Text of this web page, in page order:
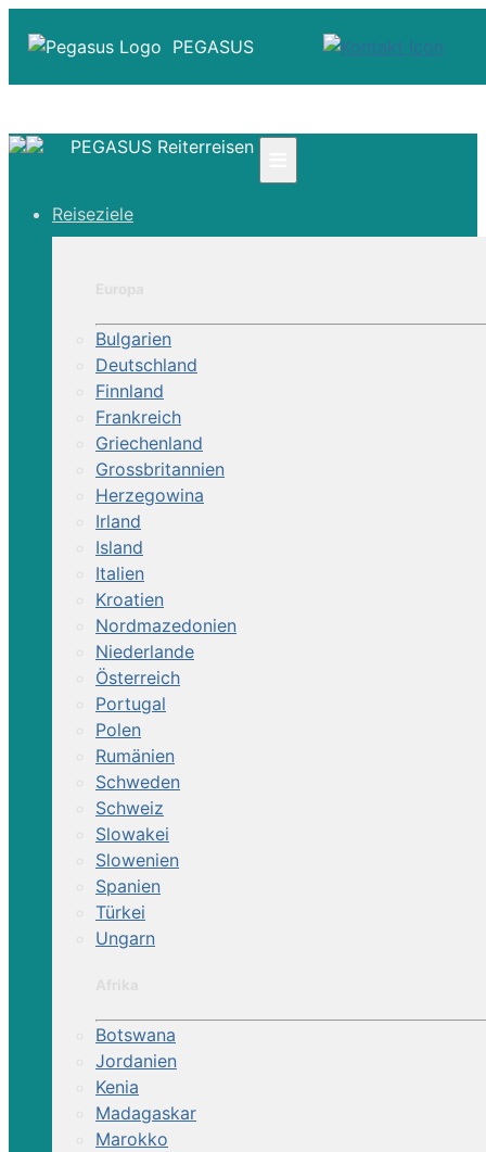
PEGASUS
☎ Deutschland 0800 - 505 18 01
Über Uns
PEGASUS Reiterreisen
Reiseziele
Bulgarien
Deutschland
Finnland
Frankreich
Griechenland
Grossbritannien
Herzegowina
Irland
Island
Italien
Kroatien
Nordmazedonien
Niederlande
Österreich
Portugal
Polen
Rumänien
Schweden
Schweiz
Slowakei
Slowenien
Spanien
Türkei
Ungarn
Botswana
Jordanien
Kenia
Madagaskar
Marokko